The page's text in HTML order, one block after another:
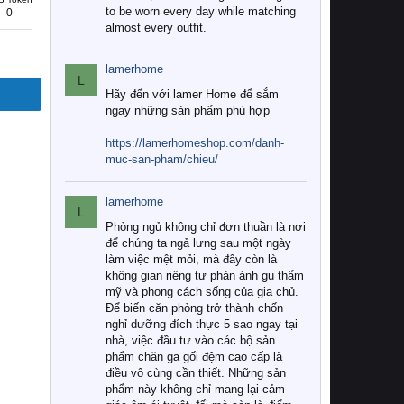
0
to be worn every day while matching
almost every outfit.
L
lamerhome
Hãy đến với lamer Home để sắm
ngay những sản phẩm phù hợp
https://lamerhomeshop.com/danh-
muc-san-pham/chieu/
L
lamerhome
Phòng ngủ không chỉ đơn thuần là nơi
để chúng ta ngả lưng sau một ngày
làm việc mệt mỏi, mà đây còn là
không gian riêng tư phản ánh gu thẩm
mỹ và phong cách sống của gia chủ.
Để biến căn phòng trở thành chốn
nghỉ dưỡng đích thực 5 sao ngay tại
nhà, việc đầu tư vào các bộ sản
phẩm chăn ga gối đệm cao cấp là
điều vô cùng cần thiết. Những sản
phẩm này không chỉ mang lại cảm